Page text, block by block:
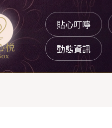
貼心叮嚀
動態資訊